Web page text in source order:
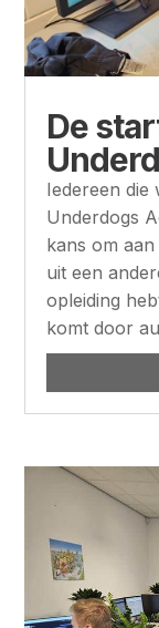
De
Iedereen die
Underdogs
kans om
uit een
opleiding
komt door